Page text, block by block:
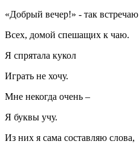
«Добрый вечер!» - так встречаю
Всех, домой спешащих к чаю.
Я спрятала кукол
Играть не хочу.
Мне некогда очень –
Я буквы учу.
Из них я сама составляю слова,